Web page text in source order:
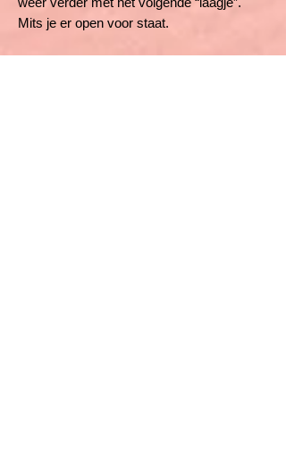
Mits je er open voor staat.